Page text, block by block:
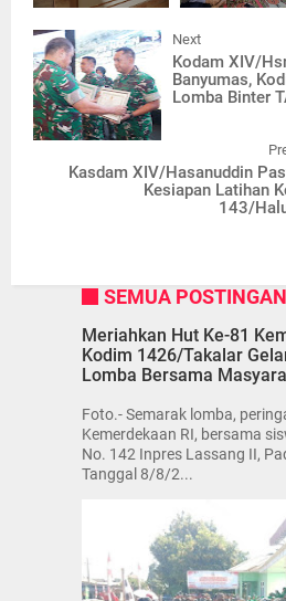
Next
Kodam XIV/
Banyumas,
Lomba Binter
Kasdam XIV/Hasanuddin
Kesiapan Latihan
143/
SEMUA POSTINGAN
Meriahkan Hut Ke-81
Kodim 1426/Takalar
Lomba Bersama
Foto.- Semarak lomba,
Kemerdekaan RI, bersama
No. 142 Inpres Lassang II,
Tanggal 8/8/2...